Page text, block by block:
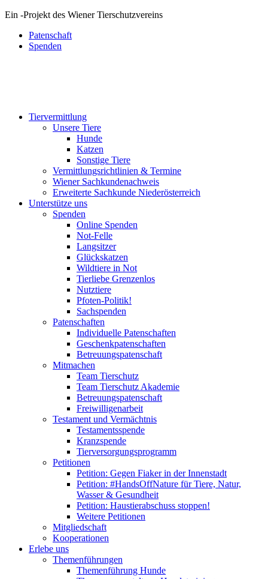
Ein -Projekt des Wiener Tierschutzvereins
Patenschaft
Spenden
Tiervermittlung
Unsere Tiere
Hunde
Katzen
Sonstige Tiere
Vermittlungsrichtlinien & Termine
Wiener Sachkundenachweis
Erweiterte Sachkunde Niederösterreich
Unterstütze uns
Spenden
Online Spenden
Not-Felle
Langsitzer
Glückskatzen
Wildtiere in Not
Tierliebe Grenzenlos
Nutztiere
Pfoten-Politik!
Sachspenden
Patenschaften
Individuelle Patenschaften
Geschenkpatenschaften
Betreuungspatenschaft
Mitmachen
Team Tierschutz
Team Tierschutz Akademie
Betreuungspatenschaft
Freiwilligenarbeit
Testament und Vermächtnis
Testamentsspende
Kranzspende
Tierversorgungsprogramm
Petitionen
Petition: Gegen Fiaker in der Innenstadt
Petition: #HandsOffNature für Tiere, Natur,
Wasser & Gesundheit
Petition: Haustierabschuss stoppen!
Weitere Petitionen
Mitgliedschaft
Kooperationen
Erlebe uns
Themenführungen
Themenführung Hunde